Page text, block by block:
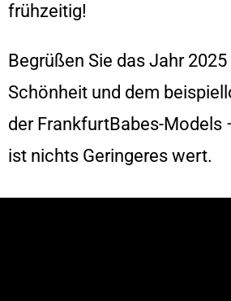
frühzeitig!
Begrüßen Sie das Jahr
Schönheit und dem
der FrankfurtBabes-Models
ist nichts Geringeres wert.